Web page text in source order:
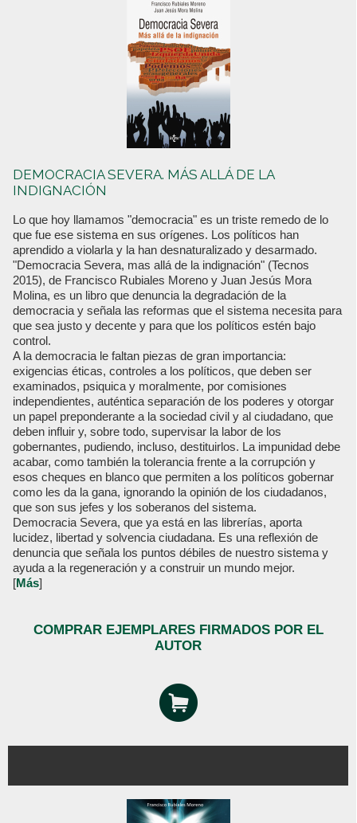
DEMOCRACIA SEVERA. MÁS ALLÁ DE LA
INDIGNACIÓN
Lo que hoy llamamos "democracia" es un triste remedo de lo
que fue ese sistema en sus orígenes. Los políticos han
aprendido a violarla y la han desnaturalizado y desarmado.
"Democracia Severa, mas allá de la indignación" (Tecnos
2015), de Francisco Rubiales Moreno y Juan Jesús Mora
Molina, es un libro que denuncia la degradación de la
democracia y señala las reformas que el sistema necesita para
que sea justo y decente y para que los políticos estén bajo
control.
A la democracia le faltan piezas de gran importancia:
exigencias éticas, controles a los políticos, que deben ser
examinados, psiquica y moralmente, por comisiones
independientes, auténtica separación de los poderes y otorgar
un papel preponderante a la sociedad civil y al ciudadano, que
deben influir y, sobre todo, supervisar la labor de los
gobernantes, pudiendo, incluso, destituirlos. La impunidad debe
acabar, como también la tolerancia frente a la corrupción y
esos cheques en blanco que permiten a los políticos gobernar
como les da la gana, ignorando la opinión de los ciudadanos,
que son sus jefes y los soberanos del sistema.
Democracia Severa, que ya está en las librerías, aporta
lucidez, libertad y solvencia ciudadana. Es una reflexión de
denuncia que señala los puntos débiles de nuestro sistema y
ayuda a la regeneración y a construir un mundo mejor.
[Más]
COMPRAR EJEMPLARES FIRMADOS POR EL
AUTOR